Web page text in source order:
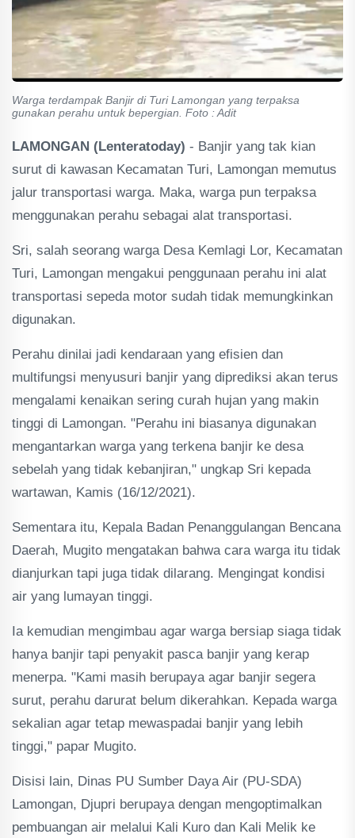
Warga terdampak Banjir di Turi Lamongan yang terpaksa
gunakan perahu untuk bepergian. Foto : Adit
LAMONGAN (Lenteratoday) - Banjir yang tak kian
surut di kawasan Kecamatan Turi, Lamongan memutus
jalur transportasi warga. Maka, warga pun terpaksa
menggunakan perahu sebagai alat transportasi.
Sri, salah seorang warga Desa Kemlagi Lor, Kecamatan
Turi, Lamongan mengakui penggunaan perahu ini alat
transportasi sepeda motor sudah tidak memungkinkan
digunakan.
Perahu dinilai jadi kendaraan yang efisien dan
multifungsi menyusuri banjir yang diprediksi akan terus
mengalami kenaikan sering curah hujan yang makin
tinggi di Lamongan. "Perahu ini biasanya digunakan
mengantarkan warga yang terkena banjir ke desa
sebelah yang tidak kebanjiran," ungkap Sri kepada
wartawan, Kamis (16/12/2021).
Sementara itu, Kepala Badan Penanggulangan Bencana
Daerah, Mugito mengatakan bahwa cara warga itu tidak
dianjurkan tapi juga tidak dilarang. Mengingat kondisi
air yang lumayan tinggi.
Ia kemudian mengimbau agar warga bersiap siaga tidak
hanya banjir tapi penyakit pasca banjir yang kerap
menerpa. "Kami masih berupaya agar banjir segera
surut, perahu darurat belum dikerahkan. Kepada warga
sekalian agar tetap mewaspadai banjir yang lebih
tinggi," papar Mugito.
Disisi lain, Dinas PU Sumber Daya Air (PU-SDA)
Lamongan, Djupri berupaya dengan mengoptimalkan
pembuangan air melalui Kali Kuro dan Kali Melik ke